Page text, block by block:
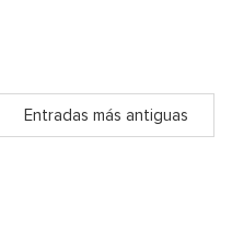
Entradas más antiguas